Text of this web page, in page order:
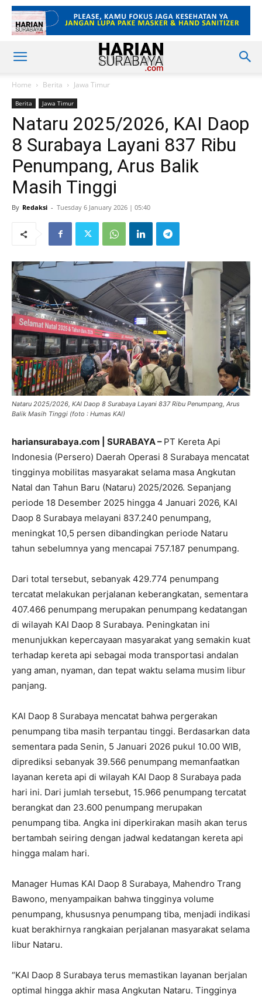
Home Berita Jawa Timur
Berita Jawa Timur
Nataru 2025/2026, KAI Daop
8 Surabaya Layani 837 Ribu
Penumpang, Arus Balik
Masih Tinggi
By Redaksi - Tuesday 6 January 2026 | 05:40
Nataru 2025/2026, KAI Daop 8 Surabaya Layani 837 Ribu Penumpang, Arus
Balik Masih Tinggi (foto : Humas KAI)
hariansurabaya.com | SURABAYA – PT Kereta Api
Indonesia (Persero) Daerah Operasi 8 Surabaya mencatat
tingginya mobilitas masyarakat selama masa Angkutan
Natal dan Tahun Baru (Nataru) 2025/2026. Sepanjang
periode 18 Desember 2025 hingga 4 Januari 2026, KAI
Daop 8 Surabaya melayani 837.240 penumpang,
meningkat 10,5 persen dibandingkan periode Nataru
tahun sebelumnya yang mencapai 757.187 penumpang.
Dari total tersebut, sebanyak 429.774 penumpang
tercatat melakukan perjalanan keberangkatan, sementara
407.466 penumpang merupakan penumpang kedatangan
di wilayah KAI Daop 8 Surabaya. Peningkatan ini
menunjukkan kepercayaan masyarakat yang semakin kuat
terhadap kereta api sebagai moda transportasi andalan
yang aman, nyaman, dan tepat waktu selama musim libur
panjang.
KAI Daop 8 Surabaya mencatat bahwa pergerakan
penumpang tiba masih terpantau tinggi. Berdasarkan data
sementara pada Senin, 5 Januari 2026 pukul 10.00 WIB,
diprediksi sebanyak 39.566 penumpang memanfaatkan
layanan kereta api di wilayah KAI Daop 8 Surabaya pada
hari ini. Dari jumlah tersebut, 15.966 penumpang tercatat
berangkat dan 23.600 penumpang merupakan
penumpang tiba. Angka ini diperkirakan masih akan terus
bertambah seiring dengan jadwal kedatangan kereta api
hingga malam hari.
Manager Humas KAI Daop 8 Surabaya, Mahendro Trang
Bawono, menyampaikan bahwa tingginya volume
penumpang, khususnya penumpang tiba, menjadi indikasi
kuat berakhirnya rangkaian perjalanan masyarakat selama
libur Nataru.
“KAI Daop 8 Surabaya terus memastikan layanan berjalan
optimal hingga akhir masa Angkutan Nataru. Tingginya